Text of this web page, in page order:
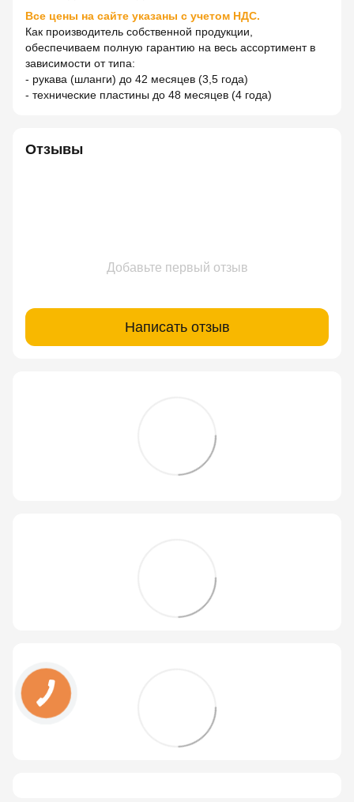
Все цены на сайте указаны с учетом НДС.
Как производитель собственной продукции,
обеспечиваем полную гарантию на весь ассортимент в
зависимости от типа:
- рукава (шланги) до 42 месяцев (3,5 года)
- технические пластины до 48 месяцев (4 года)
Отзывы
Добавьте первый отзыв
Написать отзыв